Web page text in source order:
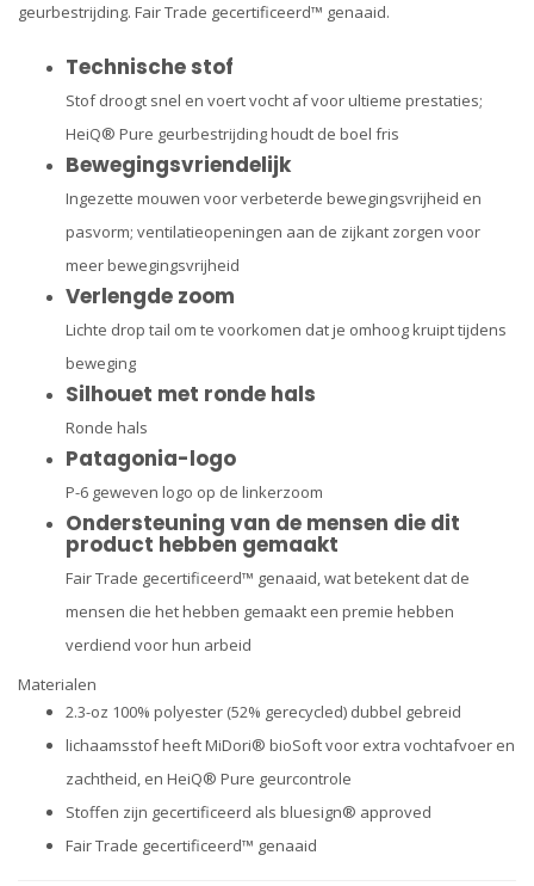
geurbestrijding. Fair Trade gecertificeerd™ genaaid.
Technische stof
Stof droogt snel en voert vocht af voor ultieme prestaties;
HeiQ® Pure geurbestrijding houdt de boel fris
Bewegingsvriendelijk
Ingezette mouwen voor verbeterde bewegingsvrijheid en
pasvorm; ventilatieopeningen aan de zijkant zorgen voor
meer bewegingsvrijheid
Verlengde zoom
Lichte drop tail om te voorkomen dat je omhoog kruipt tijdens
beweging
Silhouet met ronde hals
Ronde hals
Patagonia-logo
P-6 geweven logo op de linkerzoom
Ondersteuning van de mensen die dit
product hebben gemaakt
Fair Trade gecertificeerd™ genaaid, wat betekent dat de
mensen die het hebben gemaakt een premie hebben
verdiend voor hun arbeid
Materialen
2.3-oz 100% polyester (52% gerecycled) dubbel gebreid
lichaamsstof heeft MiDori® bioSoft voor extra vochtafvoer en
zachtheid, en HeiQ® Pure geurcontrole
Stoffen zijn gecertificeerd als bluesign® approved
Fair Trade gecertificeerd™ genaaid